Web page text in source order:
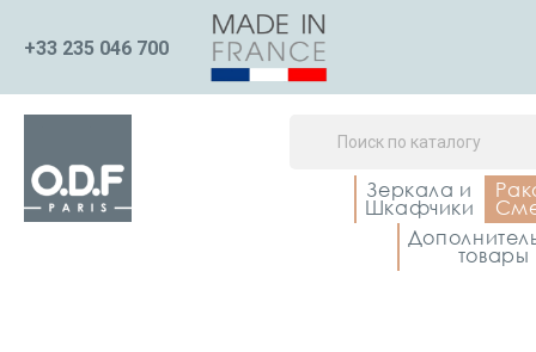
+33 235 046 700
Зеркала и
Шкафчики
товары